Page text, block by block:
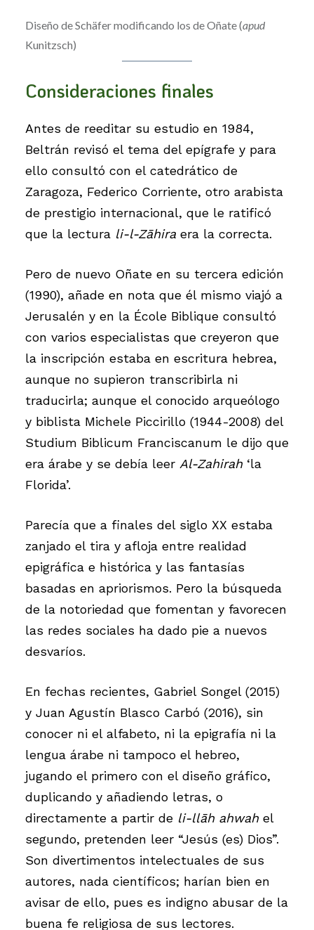
Diseño de Schäfer modificando los de Oñate (apud
Kunitzsch)
Consideraciones finales
Antes de reeditar su estudio en 1984,
Beltrán revisó el tema del epígrafe y para
ello consultó con el catedrático de
Zaragoza, Federico Corriente, otro arabista
de prestigio internacional, que le ratificó
que la lectura li-l-Zāhiraera la correcta.
Pero de nuevo Oñate en su tercera edición
(1990), añade en nota que él mismo viajó a
Jerusalén y en la École Biblique consultó
con varios especialistas que creyeron que
la inscripción estaba en escritura hebrea,
aunque no supieron transcribirla ni
traducirla; aunque el conocido arqueólogo
y biblista Michele Piccirillo (1944-2008) del
Studium Biblicum Franciscanum le dijo que
era árabe y se debía leer Al-Zahirah‘la
Florida’.
Parecía que a finales del siglo XX estaba
zanjado el tira y afloja entre realidad
epigráfica e histórica y las fantasías
basadas en apriorismos. Pero la búsqueda
de la notoriedad que fomentan y favorecen
las redes sociales ha dado pie a nuevos
desvaríos.
En fechas recientes, Gabriel Songel (2015)
y Juan Agustín Blasco Carbó (2016), sin
conocer ni el alfabeto, ni la epigrafía ni la
lengua árabe ni tampoco el hebreo,
jugando el primero con el diseño gráfico,
duplicando y añadiendo letras, o
directamente a partir de li-llāh ahwahel
segundo, pretenden leer “Jesús (es) Dios”.
Son divertimentos intelectuales de sus
autores, nada científicos; harían bien en
avisar de ello, pues es indigno abusar de la
buena fe religiosa de sus lectores.